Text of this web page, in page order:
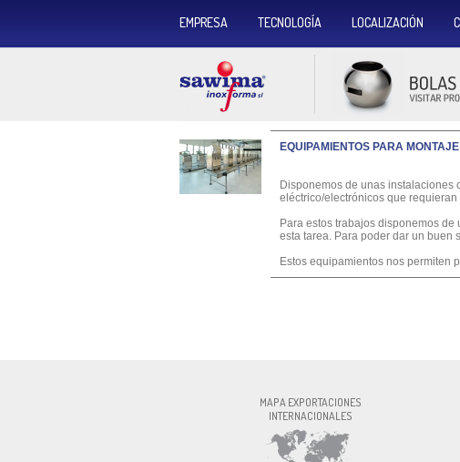
EMPRESA TECNOLOGÍA LOCALIZACIÓN
EQUIPAMIENTOS PARA MONTAJE
Disponemos de unas instalaciones
eléctrico/electrónicos que
Para estos trabajos disponemos
esta tarea. Para poder dar un buen
Estos equipamientos nos permiten
MAPA EXPORTACIONES
INTERNACIONALES